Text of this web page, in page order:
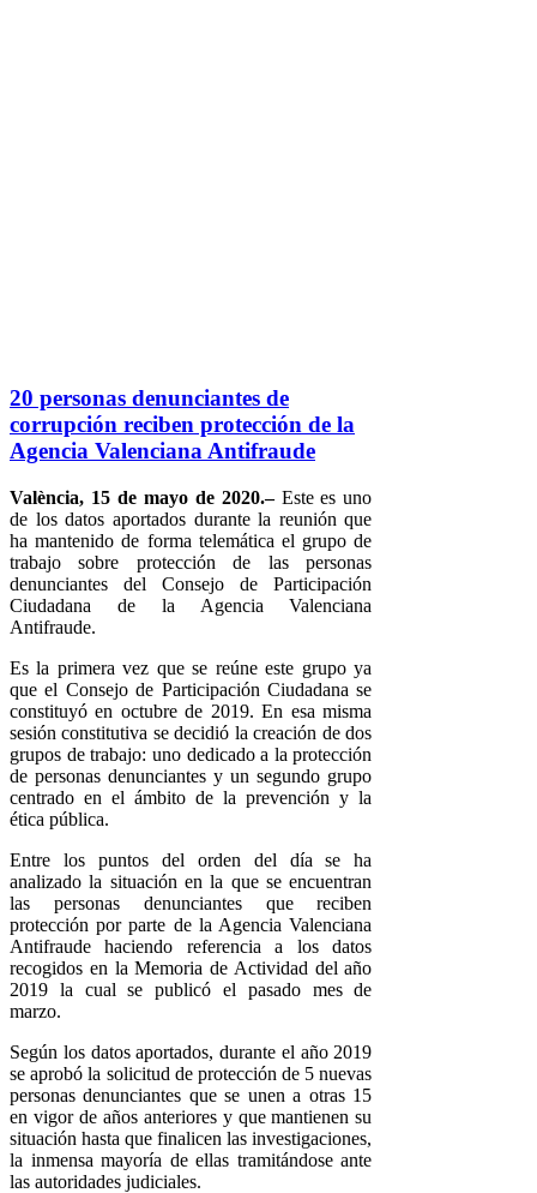
20 personas denunciantes de
corrupción reciben protección de la
Agencia Valenciana Antifraude
València, 15 de mayo de 2020.–Este es uno
de los datos aportados durante la reunión que
ha mantenido de forma telemática el grupo de
trabajo sobre protección de las personas
denunciantes del Consejo de Participación
Ciudadana de la Agencia Valenciana
Antifraude.
Es la primera vez que se reúne este grupo ya
que el Consejo de Participación Ciudadana se
constituyó en octubre de 2019. En esa misma
sesión constitutiva se decidió la creación de dos
grupos de trabajo: uno dedicado a la protección
de personas denunciantes y un segundo grupo
centrado en el ámbito de la prevención y la
ética pública.
Entre los puntos del orden del día se ha
analizado la situación en la que se encuentran
las personas denunciantes que reciben
protección por parte de la Agencia Valenciana
Antifraude haciendo referencia a los datos
recogidos en la Memoria de Actividad del año
2019 la cual se publicó el pasado mes de
marzo.
Según los datos aportados, durante el año 2019
se aprobó la solicitud de protección de 5 nuevas
personas denunciantes que se unen a otras 15
en vigor de años anteriores y que mantienen su
situación hasta que finalicen las investigaciones,
la inmensa mayoría de ellas tramitándose ante
las autoridades judiciales.